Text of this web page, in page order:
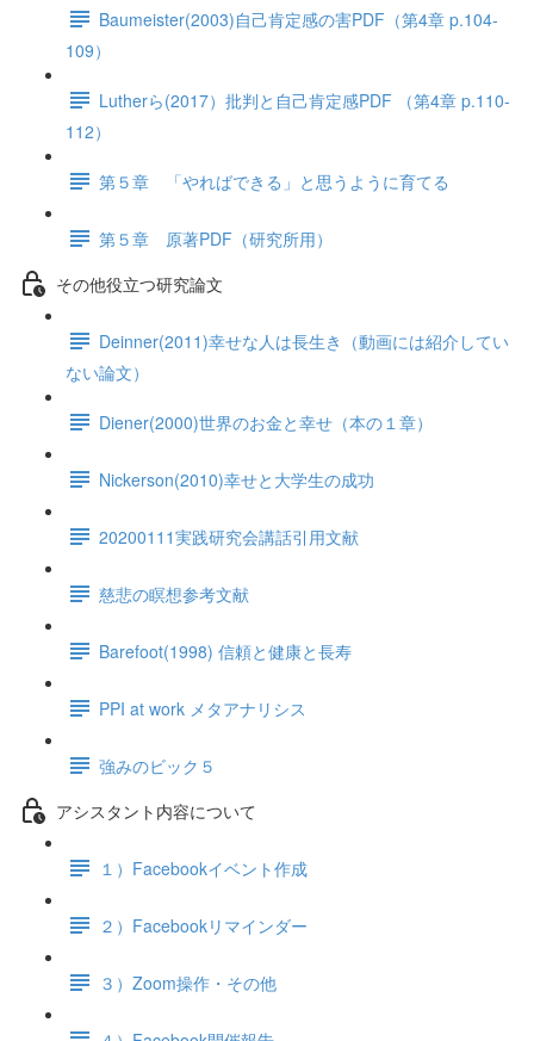
Baumeister(2003)自己肯定感の害PDF（第4章 p.104-
109）
Lutherら(2017）批判と自己肯定感PDF （第4章 p.110-
112）
第５章 「やればできる」と思うように育てる
第５章 原著PDF（研究所用）
その他役立つ研究論文
Deinner(2011)幸せな人は長生き（動画には紹介してい
ない論文）
Diener(2000)世界のお金と幸せ（本の１章）
Nickerson(2010)幸せと大学生の成功
20200111実践研究会講話引用文献
慈悲の瞑想参考文献
Barefoot(1998) 信頼と健康と長寿
PPI at work メタアナリシス
強みのビック５
アシスタント内容について
１）Facebookイベント作成
２）Facebookリマインダー
３）Zoom操作・その他